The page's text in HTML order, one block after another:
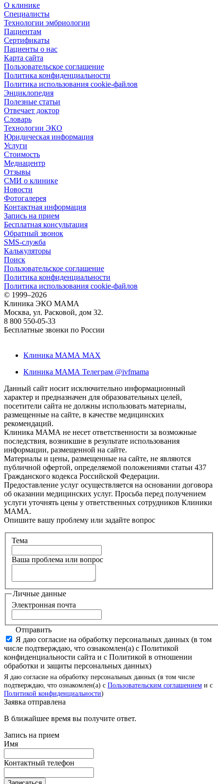
О клинике
Специалисты
Технологии эмбриологии
Пациентам
Сертификаты
Пациенты о нас
Карта сайта
Пользовательское соглашение
Политика конфиденциальности
Политика использования cookie-файлов
Энциклопедия
Полезные статьи
Отвечает доктор
Словарь
Технологии ЭКО
Юридическая информация
Услуги
Стоимость
Медиацентр
Отзывы
СМИ о клинике
Новости
Фотогалерея
Контактная информация
Запись на прием
Бесплатная консультация
Обратный звонок
SMS-служба
Калькуляторы
Поиск
Пользовательское соглашение
Политика конфиденциальности
Политика использования cookie-файлов
© 1999–2026
Клиника ЭКО МАМА
Москва, ул. Расковой, дом 32.
8 800 550-05-33
Бесплатные звонки по России
Клиника МАМА MAX
Клиника МАМА Телеграм @ivfmama
Данный сайт носит исключительно информационный
характер и предназначен для образовательных целей,
посетители сайта не должны использовать материалы,
размещенные на сайте, в качестве медицинских
рекомендаций.
Клиника МАМА не несет ответственности за возможные
последствия, возникшие в результате использования
информации, размещенной на сайте.
Материалы и цены, размещенные на сайте, не являются
публичной офертой, определяемой положениями статьи 437
Гражданского кодекса Российской Федерации.
Предоставление услуг осуществляется на основании договора
об оказании медицинских услуг. Просьба перед получением
услуги уточнять цены у ответственных сотрудников Клиники
МАМА.
Опишите вашу проблему или задайте вопрос
Тема
Ваша проблема или вопрос
Личные данные
Электронная почта
Отправить
Я даю согласие на обработку персональных данных (в том
числе подтверждаю, что ознакомлен(а) с Политикой
конфиденциальности сайта и с Политикой в отношении
обработки и защиты персональных данных)
Я даю согласие на обработку персональных данных (в том числе
подтверждаю, что ознакомлен(а) с Пользовательским соглашением и с
Политикой конфиденциальности)
Заявка отправлена
В ближайшее время вы получите ответ.
Запись на прием
Имя
Контактный телефон